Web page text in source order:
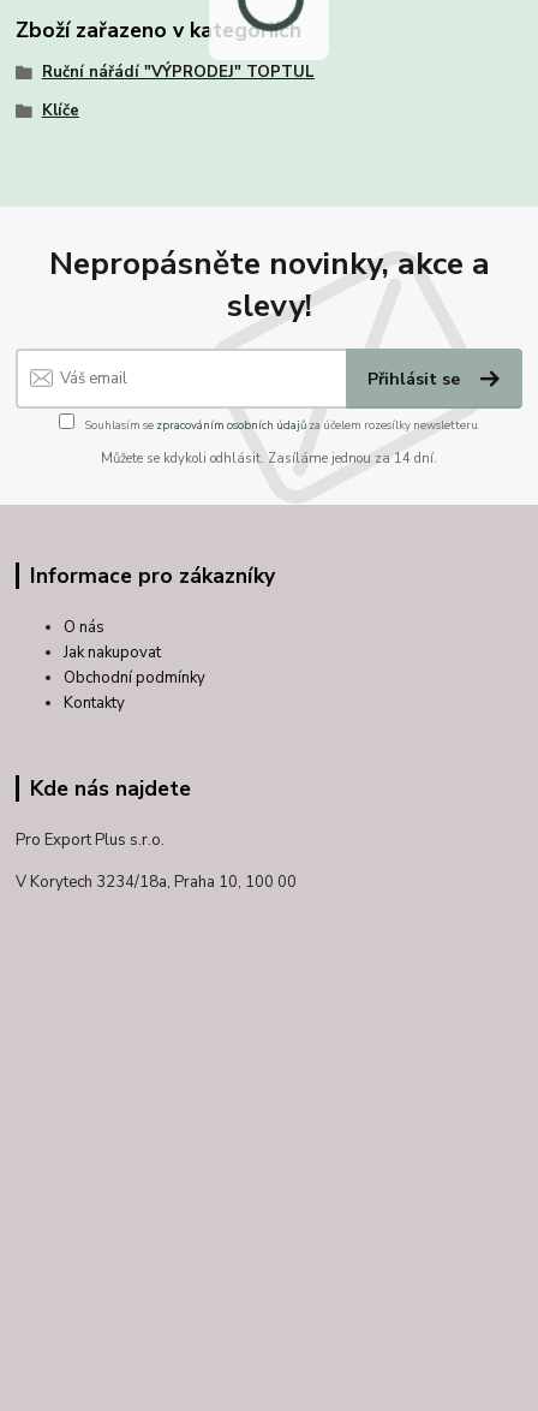
Zboží zařazeno v kategoriích
Ruční nářádí "VÝPRODEJ" TOPTUL
Klíče
Nepropásněte novinky, akce a
slevy!
Přihlásit se
Souhlasím se zpracováním osobních údajůza účelem rozesílky newsletteru.
Můžete se kdykoli odhlásit. Zasíláme jednou za 14 dní.
Informace pro zákazníky
O nás
Jak nakupovat
Obchodní podmínky
Kontakty
Kde nás najdete
Pro Export Plus s.r.o.
V Korytech 3234/18a, Praha 10, 100 00